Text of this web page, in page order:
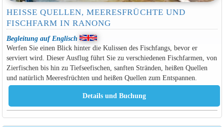
HEISSE QUELLEN, MEERESFRÜCHTE UND F
ISCHFARM IN RANONG
Begleitung auf Englisch
Werfen Sie einen Blick hinter die Kulissen des Fischfangs, bevor er
serviert wird. Dieser Ausflug führt Sie zu verschiedenen Fischfarmen, von
Zierfischen bis hin zu Tiefseefischen, sanften Stränden, heißen Quellen
und natürlich Meeresfrüchten und heißen Quellen zum Entspannen.